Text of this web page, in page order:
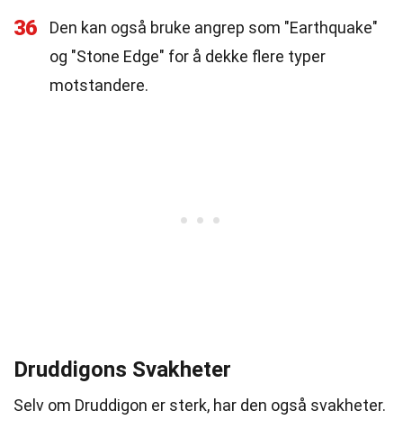
36
Den kan også bruke angrep som "Earthquake"
og "Stone Edge" for å dekke flere typer
motstandere.
Druddigons Svakheter
Selv om Druddigon er sterk, har den også svakheter.